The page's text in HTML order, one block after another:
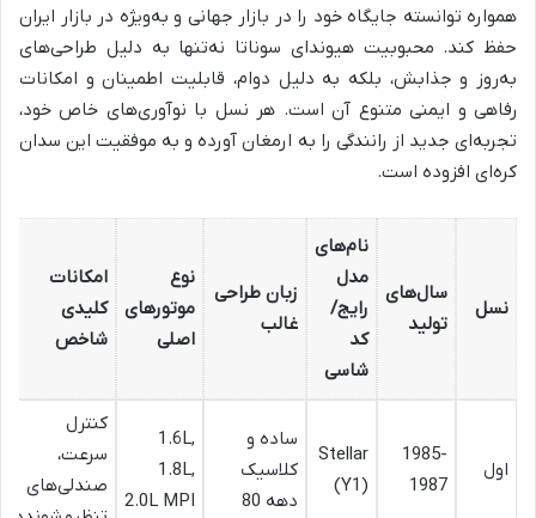
همواره توانسته جایگاه خود را در بازار جهانی و به‌ویژه در بازار ایران
حفظ کند. محبوبیت هیوندای سوناتا نه‌تنها به دلیل طراحی‌های
به‌روز و جذابش، بلکه به دلیل دوام، قابلیت اطمینان و امکانات
رفاهی و ایمنی متنوع آن است. هر نسل با نوآوری‌های خاص خود،
تجربه‌ای جدید از رانندگی را به ارمغان آورده و به موفقیت این سدان
کره‌ای افزوده است.
نسل
سال‌های
تولید
نام‌های
مدل
رایج/
کد
شاسی
زبان طراحی
غالب
نوع
موتورهای
اصلی
امکانات
کلیدی
شاخص
اول
1985-
1987
Stellar
(Y1)
ساده و
کلاسیک
دهه 80
1.6L,
1.8L,
2.0L MPI
کنترل
سرعت،
صندلی‌های